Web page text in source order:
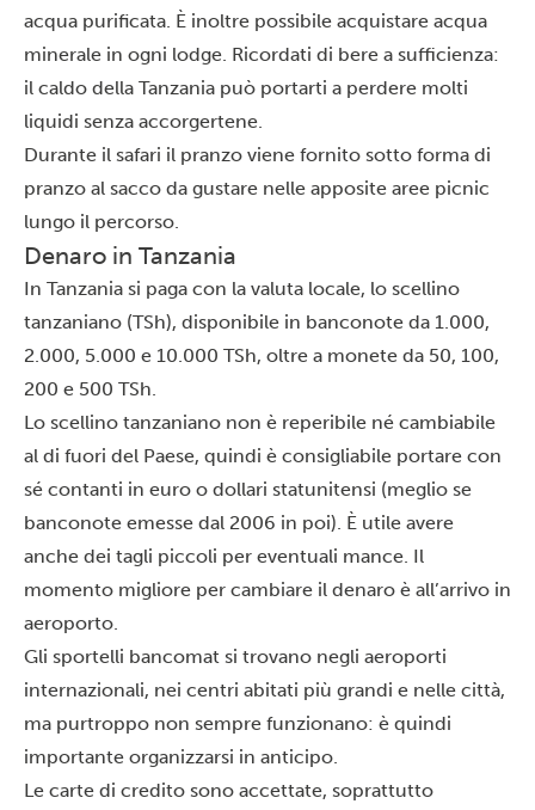
acqua purificata. È inoltre possibile acquistare acqua
minerale in ogni lodge. Ricordati di bere a sufficienza:
il caldo della Tanzania può portarti a perdere molti
liquidi senza accorgertene.
Durante il safari il pranzo viene fornito sotto forma di
pranzo al sacco da gustare nelle apposite aree picnic
lungo il percorso.
Denaro in Tanzania
In Tanzania si paga con la valuta locale, lo scellino
tanzaniano (TSh), disponibile in banconote da 1.000,
2.000, 5.000 e 10.000 TSh, oltre a monete da 50, 100,
200 e 500 TSh.
Lo scellino tanzaniano non è reperibile né cambiabile
al di fuori del Paese, quindi è consigliabile portare con
sé contanti in euro o dollari statunitensi (meglio se
banconote emesse dal 2006 in poi). È utile avere
anche dei tagli piccoli per eventuali mance. Il
momento migliore per cambiare il denaro è all’arrivo in
aeroporto.
Gli sportelli bancomat si trovano negli aeroporti
internazionali, nei centri abitati più grandi e nelle città,
ma purtroppo non sempre funzionano: è quindi
importante organizzarsi in anticipo.
Le carte di credito sono accettate, soprattutto